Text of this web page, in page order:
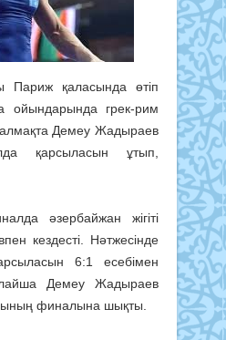
Париж қаласында өтіп
ойындарында грек-рим
Демеу Жадыраев
қарсыласын ұтып,
әзербайжан жігіті
кездесті. Нәтжесінде
6:1 есебімен
Демеу Жадыраев
финалына шықты.